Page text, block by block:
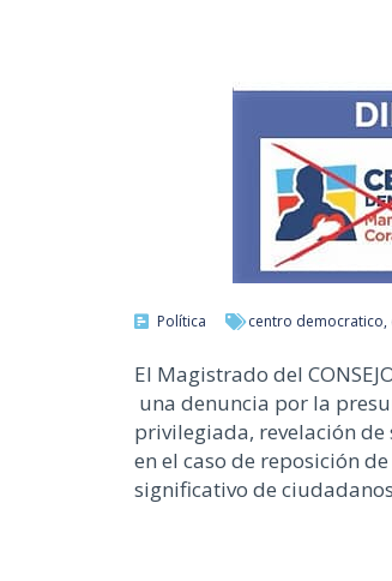
Política centro democratico,
El Magistrado del
una denuncia por la
privilegiada, revelación
en el caso de reposición
significativo de